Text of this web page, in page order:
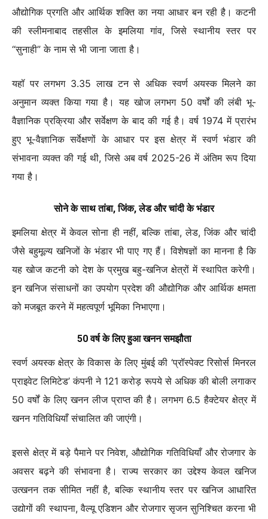
औद्योगिक प्रगति और आर्थिक शक्ति का नया आधार बन रही है। कटनी
की स्लीमनाबाद तहसील के इमलिया गांव, जिसे स्थानीय स्तर पर
“सुनाही” के नाम से भी जाना जाता है।
यहॉ पर लगभग 3.35 लाख टन से अधिक स्वर्ण अयस्क मिलने का
अनुमान व्यक्त किया गया है। यह खोज लगभग 50 वर्षों की लंबी भू-
वैज्ञानिक प्रक्रिया और सर्वेक्षण के बाद की गई है। वर्ष 1974 में प्रारंभ
हुए भू-वैज्ञानिक सर्वेक्षणों के आधार पर इस क्षेत्र में स्वर्ण भंडार की
संभावना व्यक्त की गई थी, जिसे अब वर्ष 2025-26 में अंतिम रूप दिया
गया है।
सोने के साथ तांबा, जिंक, लेड और चांदी के भंडार
इमलिया क्षेत्र में केवल सोना ही नहीं, बल्कि तांबा, लेड, जिंक और चांदी
जैसे बहुमूल्य खनिजों के भंडार भी पाए गए हैं। विशेषज्ञों का मानना है कि
यह खोज कटनी को देश के प्रमुख बहु-खनिज क्षेत्रों में स्थापित करेगी।
इन खनिज संसाधनों का उपयोग प्रदेश की औद्योगिक और आर्थिक क्षमता
को मजबूत करने में महत्वपूर्ण भूमिका निभाएगा।
50 वर्ष के लिए हुआ खनन समझौता
स्वर्ण अयस्क क्षेत्र के विकास के लिए मुंबई की ‘प्रॉस्पेक्ट रिसोर्स मिनरल
प्राइवेट लिमिटेड’ कंपनी ने 121 करोड़ रूपये से अधिक की बोली लगाकर
50 वर्षों के लिए खनन लीज प्राप्त की है। लगभग 6.5 हैक्टेयर क्षेत्र में
खनन गतिविधियाँ संचालित की जाएंगी।
इससे क्षेत्र में बड़े पैमाने पर निवेश, औद्योगिक गतिविधियाँ और रोजगार के
अवसर बढ़ने की संभावना है। राज्य सरकार का उद्देश्य केवल खनिज
उत्खनन तक सीमित नहीं है, बल्कि स्थानीय स्तर पर खनिज आधारित
उद्योगों की स्थापना, वैल्यू एडिशन और रोजगार सृजन सुनिश्चित करना भी